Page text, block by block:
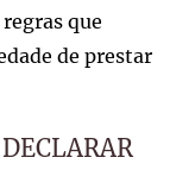
que
de prestar